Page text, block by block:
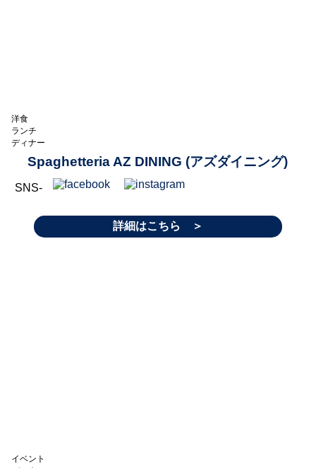
洋食
ランチ
ディナー
Spaghetteria AZ DINING (アズダイニング)
SNS-
詳細はこちら ＞
イベント